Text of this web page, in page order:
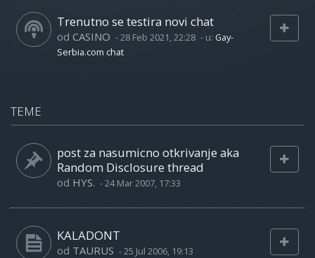
Trenutno se testira novi chat
od CASINO -28 Feb 2021, 22:28 - u: Gay-
Serbia.com chat
TEME
post za nasumicno otkrivanje aka
Random Disclosure thread
od HYS. -24 Mar 2007, 17:33
KALADONT
od TAURUS -25 Jul 2006, 19:13